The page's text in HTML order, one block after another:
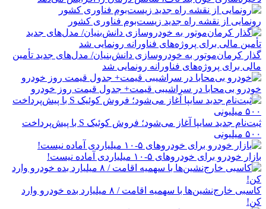
رونمایی از نقشه راه جدید زیست‌بوم فناوری کشور
گذار کرمان‌موتور به خودروسازی دانش‌بنیان/ مدل‌های جدید تأمین
مالی برای پروژه‌های فناورانه رونمایی شد
خودرو بی‌محابا در سراشیبی قیمت+ جدول قیمت روز خودرو
ثبت‌نام جدید سایپا آغاز می‌شود؛ فروش کوئیک S با پیش‌پرداخت
۵۰۰ میلیونی
بازار خودرو برای خودروهای ۵-۱۰ میلیاردی آماده نیست!
کاسبی خارج‌نشین‌ها با سهمیه اقامت / ۸ میلیارد بده خودرو وارد
کن!